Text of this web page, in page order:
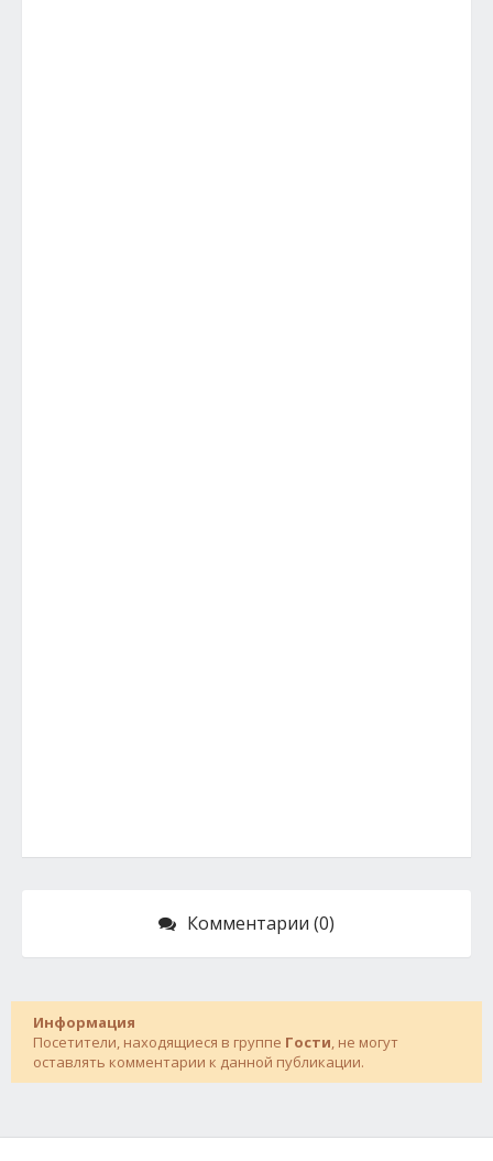
Комментарии (0)
Информация
Посетители, находящиеся в группе Гости, не могут
оставлять комментарии к данной публикации.